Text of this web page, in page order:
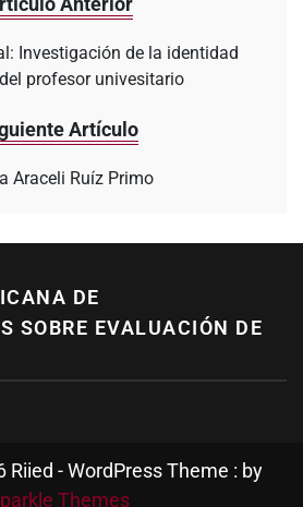
Investigación de la identidad
profesor univesitario
Artículo
Araceli Ruíz Primo
DE
SOBRE EVALUACIÓN DE
- WordPress Theme : by
Themes